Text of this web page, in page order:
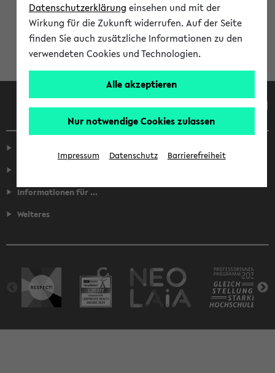
Anmeldung am eKVV
Informationen für ...
Weiteres
Datenschutzerklärung einsehen und mit der
Wirkung für die Zukunft widerrufen. Auf der Seite
finden Sie auch zusätzliche Informationen zu den
verwendeten Cookies und Technologien.
Alle akzeptieren
Nur notwendige Cookies zulassen
Impressum Datenschutz Barrierefreiheit